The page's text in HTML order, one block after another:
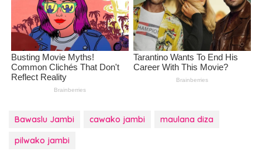
Bawaslu Jambi cawako jambi
maulana diza
pilwako jambi